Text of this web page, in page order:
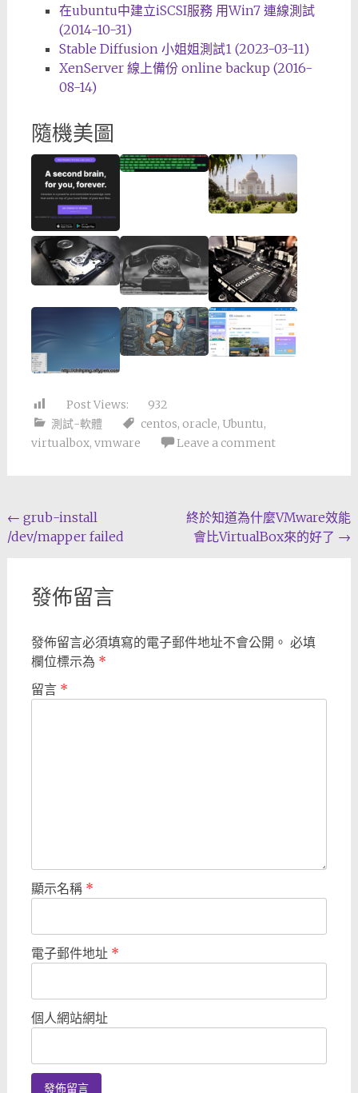
在ubuntu中建立iSCSI服務 用Win7 連線測試
(2014-10-31)
Stable Diffusion 小姐姐測試1 (2023-03-11)
XenServer 線上備份 online backup (2016-
08-14)
隨機美圖
Post Views:
932
測試-軟體
centos, oracle, Ubuntu,
virtualbox, vmware Leave a comment
Post
navigation
← grub-install
/dev/mapper failed
終於知道為什麼VMware效能
會比VirtualBox來的好了 →
發佈留言
發佈留言必須填寫的電子郵件地址不會公開。 必填
欄位標示為 *
留言 *
顯示名稱 *
電子郵件地址 *
個人網站網址